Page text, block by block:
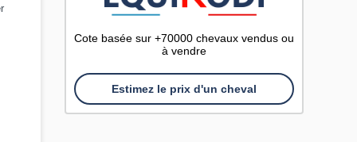
Cote basée sur +70000 chevaux vendus ou
à vendre
Estimez le prix d'un cheval